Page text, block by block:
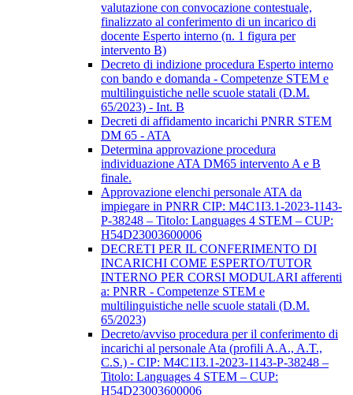
valutazione con convocazione contestuale,
finalizzato al conferimento di un incarico di
docente Esperto interno (n. 1 figura per
intervento B)
Decreto di indizione procedura Esperto interno
con bando e domanda - Competenze STEM e
multilinguistiche nelle scuole statali (D.M.
65/2023) - Int. B
Decreti di affidamento incarichi PNRR STEM
DM 65 - ATA
Determina approvazione procedura
individuazione ATA DM65 intervento A e B
finale.
Approvazione elenchi personale ATA da
impiegare in PNRR CIP: M4C1I3.1-2023-1143-
P-38248 – Titolo: Languages 4 STEM – CUP:
H54D23003600006
DECRETI PER IL CONFERIMENTO DI
INCARICHI COME ESPERTO/TUTOR
INTERNO PER CORSI MODULARI afferenti
a: PNRR - Competenze STEM e
multilinguistiche nelle scuole statali (D.M.
65/2023)
Decreto/avviso procedura per il conferimento di
incarichi al personale Ata (profili A.A., A.T.,
C.S.) - CIP: M4C1I3.1-2023-1143-P-38248 –
Titolo: Languages 4 STEM – CUP:
H54D23003600006